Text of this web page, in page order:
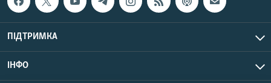
ПІДТРИМКА
ІНФО